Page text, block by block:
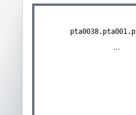
...